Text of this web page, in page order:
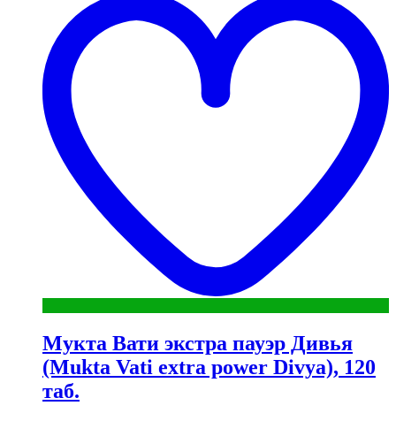
Мукта Вати экстра пауэр Дивья
(Mukta Vati extra power Divya), 120
таб.